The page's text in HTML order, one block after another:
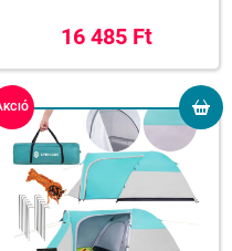
16 485 Ft